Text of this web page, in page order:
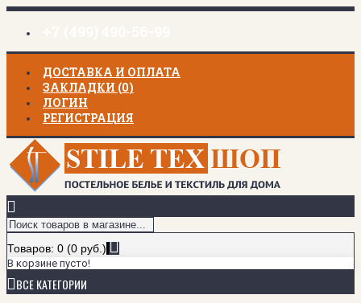
ДОСТАВКА И ОПЛАТА
ЗАКЛАДКИ (0)
ЛОГИН
РЕГИСТРАЦИЯ
Товаров: 0 (0 руб.)
В корзине пусто!
ВСЕ КАТЕГОРИИ